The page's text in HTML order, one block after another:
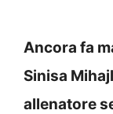
Ancora fa
Sinisa
allenatore